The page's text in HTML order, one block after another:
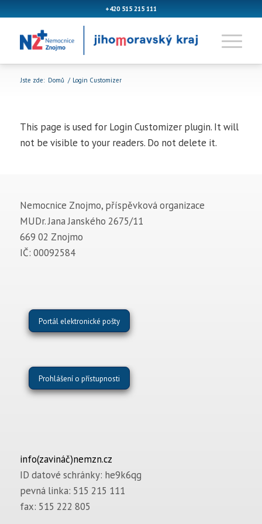
+420 515 215 111
Jste zde: Domů / Login Customizer
This page is used for Login Customizer plugin. It will
not be visible to your readers. Do not delete it.
Nemocnice Znojmo, příspěvková organizace
MUDr. Jana Janského 2675/11
669 02 Znojmo
IČ: 00092584
Portál elektronické pošty
Prohlášení o přístupnosti
info(zavináč)nemzn.cz
ID datové schránky: he9k6qg
pevná linka: 515 215 111
fax: 515 222 805